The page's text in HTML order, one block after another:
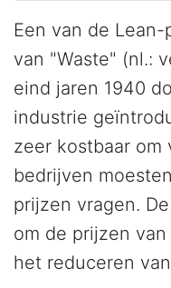
Een van de
van "Waste" (nl.:
eind jaren 1940
industrie
zeer kostbaar
bedrijven
prijzen vragen.
om de prijzen
het reduceren